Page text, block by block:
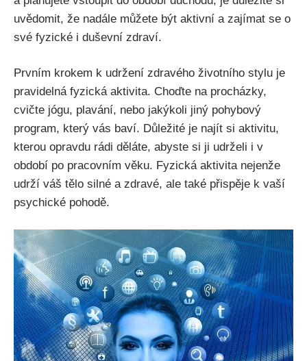
uvědomit, že nadále můžete být aktivní a zajímat se o
své fyzické i duševní zdraví.
Prvním krokem k udržení zdravého životního stylu je
pravidelná fyzická aktivita. Choďte na procházky,
cvičte jógu, plavání, nebo jakýkoli jiný pohybový
program, který vás baví. Důležité je najít si aktivitu,
kterou opravdu rádi děláte, abyste si ji udrželi i v
období po pracovním věku. Fyzická aktivita nejenže
udrží váš tělo silné a zdravé, ale také přispěje k vaší
psychické pohodě.